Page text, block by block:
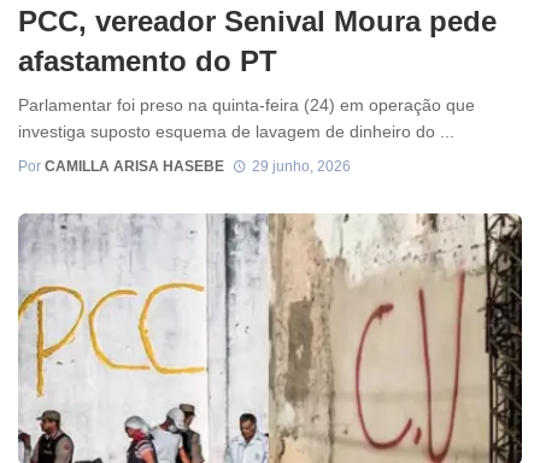
PCC, vereador Senival Moura pede
afastamento do PT
Parlamentar foi preso na quinta-feira (24) em operação que
investiga suposto esquema de lavagem de dinheiro do ...
Por CAMILLA ARISA HASEBE 29 junho, 2026